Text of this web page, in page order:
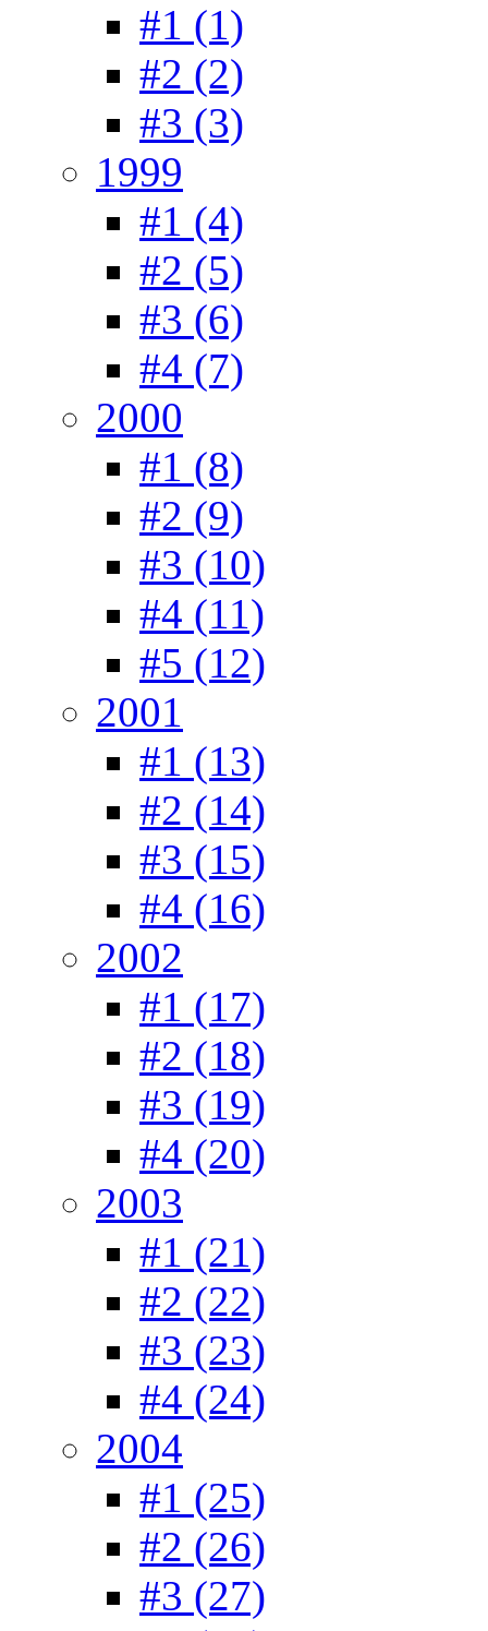
#1 (1)
#2 (2)
#3 (3)
1999
#1 (4)
#2 (5)
#3 (6)
#4 (7)
2000
#1 (8)
#2 (9)
#3 (10)
#4 (11)
#5 (12)
2001
#1 (13)
#2 (14)
#3 (15)
#4 (16)
2002
#1 (17)
#2 (18)
#3 (19)
#4 (20)
2003
#1 (21)
#2 (22)
#3 (23)
#4 (24)
2004
#1 (25)
#2 (26)
#3 (27)